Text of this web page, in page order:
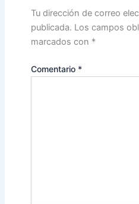
Tu dirección de correo
publicada. Los campos
marcados con *
Comentario *